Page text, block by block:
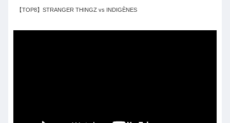
【TOP8】STRANGER THINGZ vs INDIGÈNES